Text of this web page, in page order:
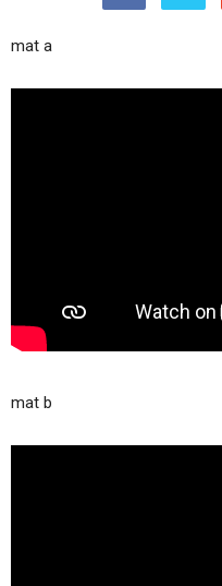
mat a
mat b